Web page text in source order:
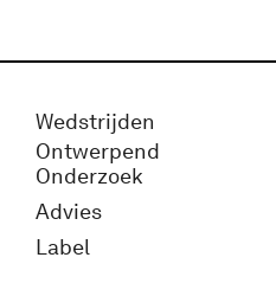
Wedstrijden
Ontwerpend
Onderzoek
Advies
Label